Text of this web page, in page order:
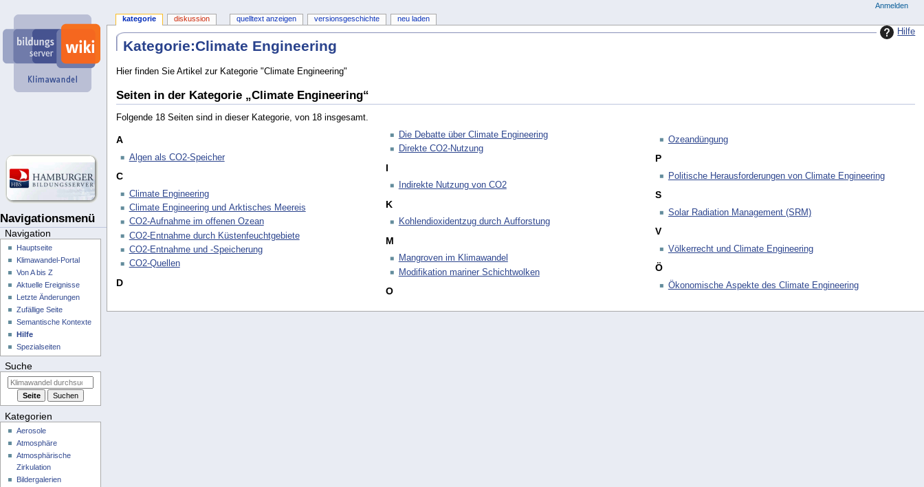
Hilfe
Kategorie:Climate Engineering
Hier finden Sie Artikel zur Kategorie "Climate Engineering"
Seiten in der Kategorie „Climate Engineering“
Folgende 18 Seiten sind in dieser Kategorie, von 18 insgesamt.
A
Algen als CO2-Speicher
C
Climate Engineering
Climate Engineering und Arktisches Meereis
CO2-Aufnahme im offenen Ozean
CO2-Entnahme durch Küstenfeuchtgebiete
CO2-Entnahme und -Speicherung
CO2-Quellen
D
Die Debatte über Climate Engineering
Direkte CO2-Nutzung
I
Indirekte Nutzung von CO2
K
Kohlendioxidentzug durch Aufforstung
M
Mangroven im Klimawandel
Modifikation mariner Schichtwolken
O
Ozeandüngung
P
Politische Herausforderungen von Climate Engineering
S
Solar Radiation Management (SRM)
V
Völkerrecht und Climate Engineering
Ö
Ökonomische Aspekte des Climate Engineering
Navigationsmenü
kategorie diskussion quelltext anzeigen versionsgeschichte neu laden
Anmelden
Navigation
Hauptseite
Klimawandel-Portal
Von A bis Z
Aktuelle Ereignisse
Letzte Änderungen
Zufällige Seite
Semantische Kontexte
Hilfe
Spezialseiten
Suche
Kategorien
Aerosole
Atmosphäre
Atmosphärische
Zirkulation
Bildergalerien